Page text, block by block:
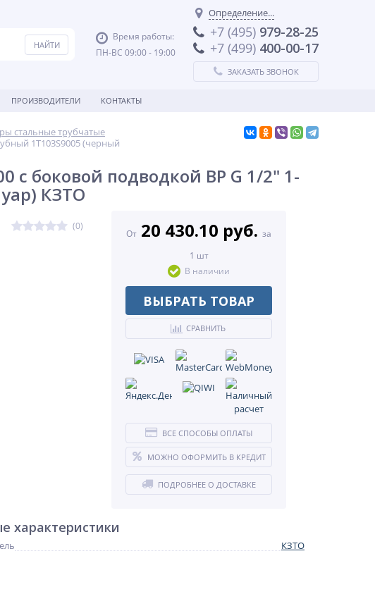
Время работы:
ПН-ВС 09:00 - 19:00
Определение...
+7 (495) 979-28-25
+7 (499) 400-00-17
ЗАКАЗАТЬ ЗВОНОК
ПРОИЗВОДИТЕЛИ КОНТАКТЫ
стальные трубчатые
1T103S9005 (черный
с боковой подводкой ВР G 1/2" 1-
КЗТО
(0)
От 20 430.10 руб. за
1 шт
В наличии
ВЫБРАТЬ ТОВАР
СРАВНИТЬ
ВСЕ СПОСОБЫ ОПЛАТЫ
МОЖНО ОФОРМИТЬ В КРЕДИТ
ПОДРОБНЕЕ О ДОСТАВКЕ
характеристики
КЗТО